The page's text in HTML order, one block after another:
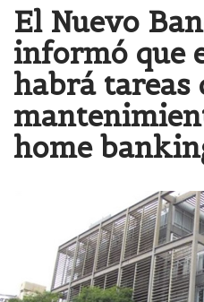
El Nuevo
informó que
habrá tareas
home